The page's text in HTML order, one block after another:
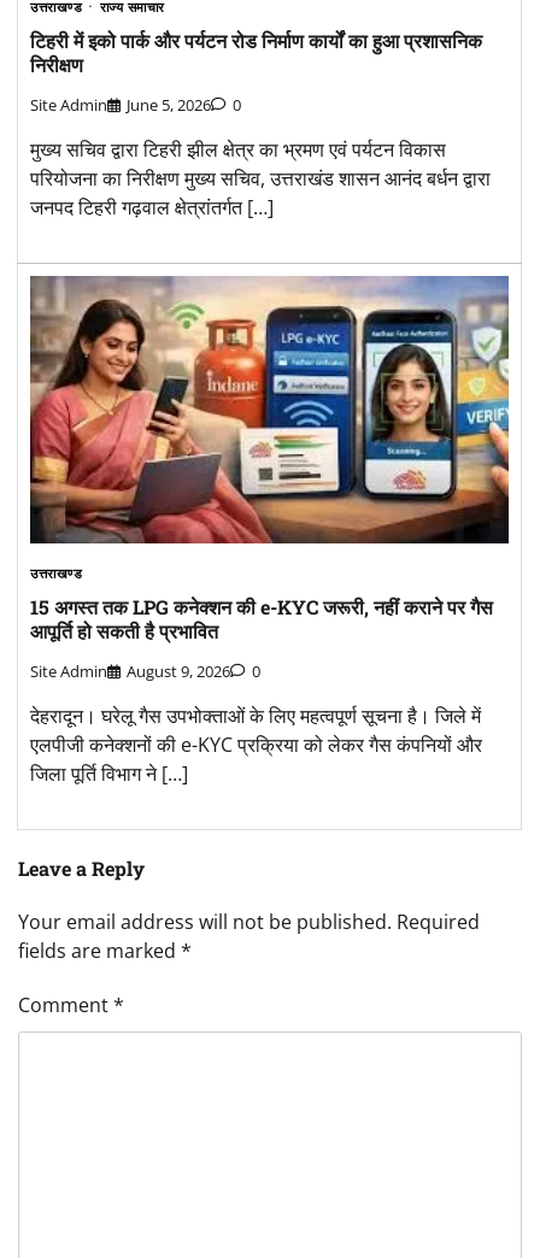
उत्तराखण्ड राज्य समाचार
टिहरी में इको पार्क और पर्यटन रोड निर्माण कार्यों का हुआ प्रशासनिक
निरीक्षण
Site Admin June 5, 2026 0
मुख्य सचिव द्वारा टिहरी झील क्षेत्र का भ्रमण एवं पर्यटन विकास
परियोजना का निरीक्षण मुख्य सचिव, उत्तराखंड शासन आनंद बर्धन द्वारा
जनपद टिहरी गढ़वाल क्षेत्रांतर्गत […]
उत्तराखण्ड
15 अगस्त तक LPG कनेक्शन की e-KYC जरूरी, नहीं कराने पर गैस
आपूर्ति हो सकती है प्रभावित
Site Admin August 9, 2026 0
देहरादून। घरेलू गैस उपभोक्ताओं के लिए महत्वपूर्ण सूचना है। जिले में
एलपीजी कनेक्शनों की e-KYC प्रक्रिया को लेकर गैस कंपनियों और
जिला पूर्ति विभाग ने […]
Leave a Reply
Your email address will not be published. Required
fields are marked *
Comment*